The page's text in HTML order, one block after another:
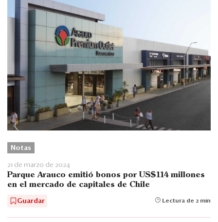
Notas
21 de marzo de 2024
Parque Arauco emitió bonos por US$114 millones
en el mercado de capitales de Chile
Guardar Lectura de 2 min